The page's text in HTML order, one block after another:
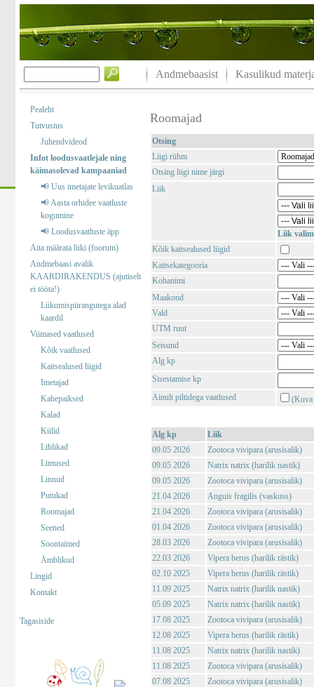
Andmebaasist Kasulikud
Pealeht
Tutvustus
Juhendvideod
Infot loodusvaatlejale ning
käimasolevad kampaaniad
📢 Uus imetajate levikuatlas
📢 Aasta orhidee vaatluste
kogumine
📢 Loodusvaatluste äpp
Aita määrata liiki (foorum)
Andmebaasi avalik
KAARDIRAKENDUS (ajutiselt
ei tööta!)
Liikumispiirangutega alad
kaardil
Viimased vaatlused
Kõik vaatlused
Kaitsealused liigid
Imetajad
Kahepaiksed
Kalad
Kiilid
Liblikad
Limused
Linnud
Putukad
Roomajad
Seened
Soontaimed
Ämblikud
Lingid
Kontakt
Tagasiside
Roomajad
Otsing
Liigi rühm
Otsing liigi nime järgi
Liik
Liik
Kõik kaitsealused liigid
Kaitsekategooria
Kohanimi
Maakond
Vald
UTM ruut
Seisund
Alg kp
Sisestamise kp
Ainult piltidega vaatlused
(Kuva
Alg kp
Liik
09.05 2026
Zootoca vivipara (arusisalik)
09.05 2026
Natrix natrix (harilik nastik)
09.05 2026
Zootoca vivipara (arusisalik)
21.04 2026
Anguis fragilis (vaskuss)
21.04 2026
Zootoca vivipara (arusisalik)
01.04 2026
Zootoca vivipara (arusisalik)
28.03 2026
Zootoca vivipara (arusisalik)
22.03 2026
Vipera berus (harilik rästik)
02.10 2025
Vipera berus (harilik rästik)
11.09 2025
Natrix natrix (harilik nastik)
05.09 2025
Natrix natrix (harilik nastik)
17.08 2025
Zootoca vivipara (arusisalik)
12.08 2025
Vipera berus (harilik rästik)
11.08 2025
Natrix natrix (harilik nastik)
11.08 2025
Zootoca vivipara (arusisalik)
07.08 2025
Zootoca vivipara (arusisalik)